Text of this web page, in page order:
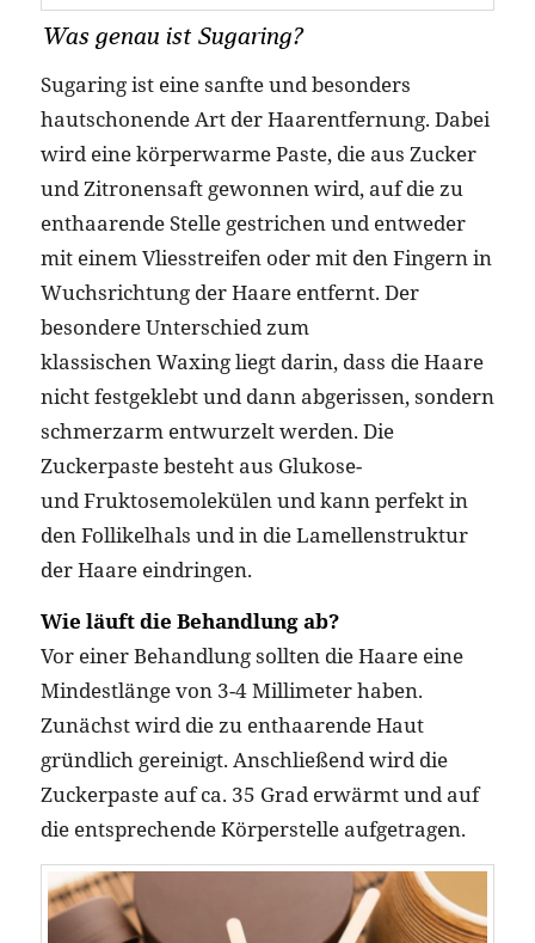
Was genau ist Sugaring?
Sugaring ist eine sanfte und besonders
hautschonende Art der Haarentfernung. Dabei
wird eine körperwarme Paste, die aus Zucker
und Zitronensaft gewonnen wird, auf die zu
enthaarende Stelle gestrichen und entweder
mit einem Vliesstreifen oder mit den Fingern in
Wuchsrichtung der Haare entfernt. Der
besondere Unterschied zum
klassischen Waxing liegt darin, dass die Haare
nicht festgeklebt und dann abgerissen, sondern
schmerzarm entwurzelt werden. Die
Zuckerpaste besteht aus Glukose-
und Fruktosemolekülen und kann perfekt in
den Follikelhals und in die Lamellenstruktur
der Haare eindringen.
Wie läuft die Behandlung ab?
Vor einer Behandlung sollten die Haare eine
Mindestlänge von 3-4 Millimeter haben.
Zunächst wird die zu enthaarende Haut
gründlich gereinigt. Anschließend wird die
Zuckerpaste auf ca. 35 Grad erwärmt und auf
die entsprechende Körperstelle aufgetragen.